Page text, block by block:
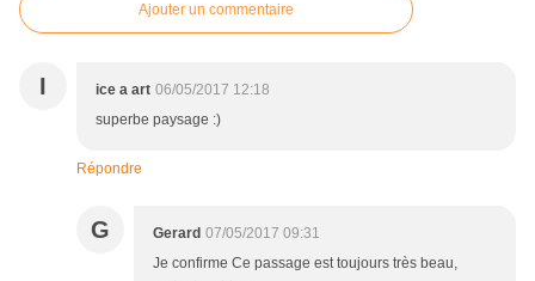
Ajouter un commentaire
I ice a art 06/05/2017 12:18
superbe paysage :)
Répondre
G Gerard 07/05/2017 09:31
Je confirme Ce passage est toujours très beau,